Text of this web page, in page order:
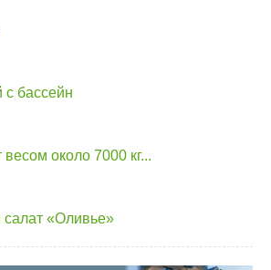
с бассейн
около 7000 кг...
«Оливье»